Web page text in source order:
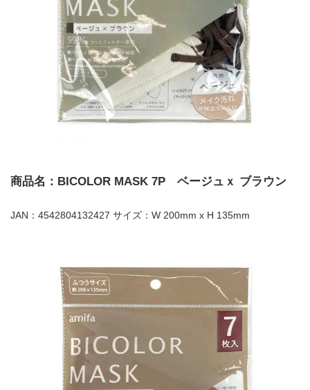
商品名：BICOLOR MASK 7P ベージュｘ ブラウン
JAN：4542804132427 サイズ：W 200mm x H 135mm